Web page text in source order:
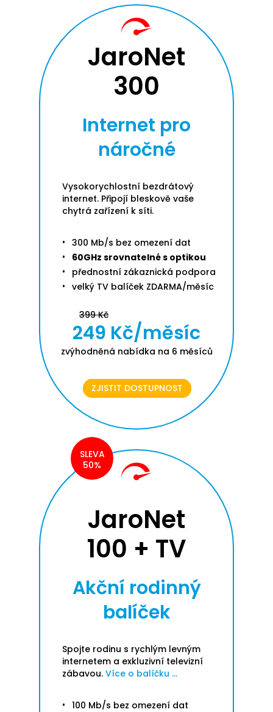
JaroNet
300
Internet pro
náročné
Vysokorychlostní bezdrátový
internet. Připojí bleskově vaše
chytrá zařízení k síti.
300 Mb/s bez omezení dat
60GHz srovnatelné s optikou
přednostní zákaznická podpora
velký TV balíček ZDARMA/měsíc
399 Kč
249 Kč/měsíc
zvýhodněná nabídka na 6 měsíců
ZJISTIT DOSTUPNOST
SLEVA
50%
JaroNet
100 + TV
Akční rodinný
balíček
Spojte rodinu s rychlým levným
internetem a exkluzivní televizní
zábavou. Více o balíčku ...
100 Mb/s bez omezení dat